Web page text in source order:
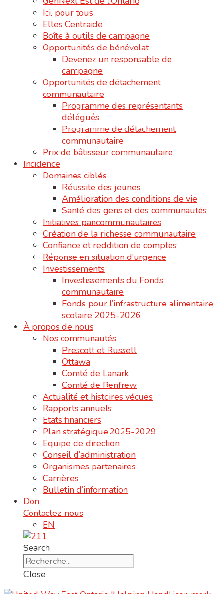
Ici, pour tous
Elles Centraide
Boîte à outils de campagne
Opportunités de bénévolat
Devenez un responsable de
campagne
Opportunités de détachement
communautaire
Programme des représentants
délégués
Programme de détachement
communautaire
Prix de bâtisseur communautaire
Incidence
Domaines ciblés
Réussite des jeunes
Amélioration des conditions de vie
Santé des gens et des communautés
Initiatives pancommunautaires
Création de la richesse communautaire
Confiance et reddition de comptes
Réponse en situation d’urgence
Investissements
Investissements du Fonds
communautaire
Fonds pour l’infrastructure alimentaire
scolaire 2025-2026
À propos de nous
Nos communautés
Prescott et Russell
Ottawa
Comté de Lanark
Comté de Renfrew
Actualité et histoires vécues
Rapports annuels
États financiers
Plan stratégique 2025-2029
Équipe de direction
Conseil d’administration
Organismes partenaires
Carrières
Bulletin d’information
Don
Contactez-nous
EN
Search
Close